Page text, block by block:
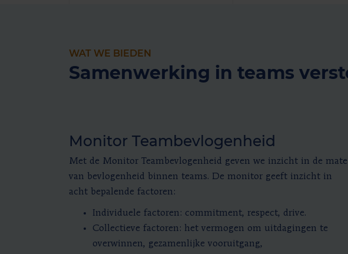
WAT WE BIEDEN
Samenwerking in teams
Monitor Teambevlogenheid
Met de Monitor Teambevlogenheid geven we inzicht in de mate
van bevlogenheid binnen teams. De monitor geeft inzicht in
acht bepalende factoren:
Individuele factoren: commitment, respect, drive.
Collectieve factoren: het vermogen om uitdagingen te
overwinnen, gezamenlijke vooruitgang,